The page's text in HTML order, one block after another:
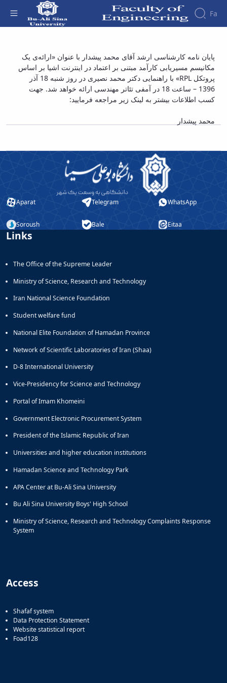
Fa
About
the
Faculty
History
the
Faculty
Deputy
for
Educational
Dean
for
Research
Deputy
Dean
Postgraduate
Research
Affairs
Journals
Journal
Production
Analysis
پایان نامه کارشناسی ارشد آقای محمد پیشدار با
عنوان «ارائه¬ی یک مکانیسم مسیریابی کارآمد
مبتنی بر اعتماد در اینترنت اشیا بر اساس پروتکل
RPL» - دانشکده فنی و مهندسی
پایان نامه کارشناسی ارشد آقای محمد پیشدار با عنوان «ارائه‌ی یک
مکانیسم مسیریابی کارآمد مبتنی بر اعتماد در اینترنت اشیا بر اساس
پروتکل RPL» با راهنمایی دکتر محمد نصیری در روز شنبه 18 آذر
1396 – ساعت 18 در آمفی تئاتر مهندسی ارائه خواهد شد. جهت
کسب اطلاعات بیشتر به لینک زیر مراجعه فرمایید:
محمد پیشدار
Aparat Telegram WhatsApp
Soroush Bale Eitaa
Links
The Office of the Supreme Leader
Ministry of Science, Research and Technology
Iran National Science Foundation
Student welfare fund
National Elite Foundation of Hamadan Province
Network of Scientific Laboratories of Iran (Shaa)
D-8 International University
Vice-Presidency for Science and Technology
Portal of Imam Khomeini
Government Electronic Procurement System
President of the Islamic Republic of Iran
Universities and higher education institutions
Hamadan Science and Technology Park
APA Center at Bu-Ali Sina University
Bu Ali Sina University Boys' High School
Ministry of Science, Research and Technology Complaints Response
System
Access
Shafaf system
Data Protection Statement
Website statistical report
Foad128